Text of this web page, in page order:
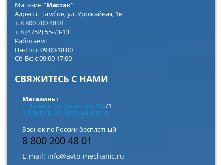
Магазин"Мастак"
Адрес: г. Тамбов, ул. Урожайная, 1в
т. 8 800 200 48 01
т. 8 (4752) 55-73-13
Работаем:
Пн-Пт: с 09:00-18:00
Сб-Вс: с 09:00-17:00
СВЯЖИТЕСЬ С НАМИ
Магазины:
г. Липецк, ул. Доватора 10а/1
г. Тамбов, ул. Урожайная 1в
Звонок по России бесплатный
8 800 200 48 01
E-mail: info@avto-mechanic.ru